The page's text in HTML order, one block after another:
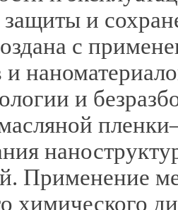
и
с
и
Применение
химического